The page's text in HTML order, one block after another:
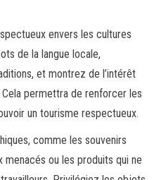
envers les cultures
de la langue locale,
et montrez de l’intérêt
permettra de renforcer les
un tourisme respectueux.
comme les souvenirs
ou les produits qui ne